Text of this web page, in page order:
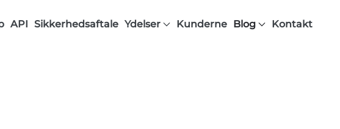
API Sikkerhedsaftale Ydelser Kunderne Blog Kontakt